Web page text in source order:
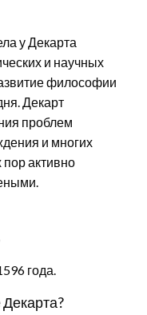
у Декарта
и научных
философии
Декарт
проблем
и многих
пор активно
года.